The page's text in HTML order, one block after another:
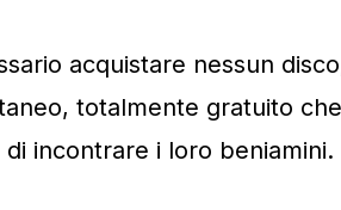
acquistare nessun
totalmente gratuito
incontrare i loro beniamini.